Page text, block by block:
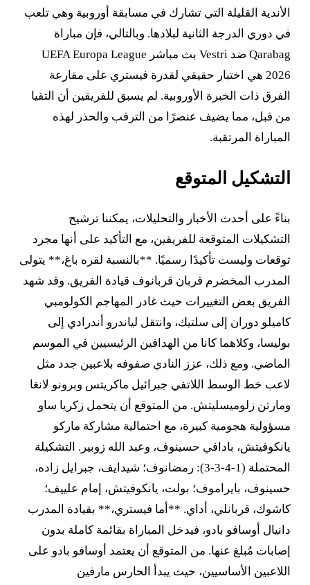
الأندية القليلة التي تشارك في مسابقة أوروبية وهي تلعب
في دوري الدرجة الثانية لبلادها. وبالتالي، فإن مباراة
Qarabag ضد Vestri بث مباشر UEFA Europa League
2026 هي اختبار حقيقي لقدرة فيستري على مقارعة
الفرق ذات الخبرة الأوروبية. لم يسبق للفريقين أن التقيا
من قبل، مما يضيف عنصرًا من الترقب والحذر لهذه
المباراة المرتقبة.
التشكيل المتوقع
بناءً على أحدث الأخبار والتحليلات، يمكننا ترشيح
التشكيلات المتوقعة للفريقين، مع التأكيد على أنها مجرد
توقعات وليست تأكيدًا رسميًا. **بالنسبة لقره باغ،** يتولى
المدرب المخضرم قربان قربانوف قيادة الفريق. وقد شهد
الفريق بعض التغييرات حيث غادر المهاجم الكولومبي
كاميلو دوران إلى سلتيك، وانتقل لياندرو أندرادي إلى
بوليسا، وكلاهما كانا من الهدافين الرئيسيين في الموسم
الماضي. ومع ذلك، عزز النادي صفوفه بلاعبين جدد مثل
لاعب خط الوسط اللاتفي جبرائيل ماكريتس وبرونو لانغا
ومارتن زلوميسليتش. من المتوقع أن يتحمل زكريا ساو
مسؤولية هجومية كبيرة، مع احتمالية مشاركة ماركو
يانكوفيتش، بادافي حسينوف، وعبد الله زوبير. التشكيلة
المحتملة (1-4-3-3): رمضانوف؛ شيدايف، جبرايل زاده،
حسينوف، بايراموف؛ بولت، يانكوفيتش، إمام علييف؛
كاشوك، قربانلي، أداي. **أما فيستري،** بقيادة المدرب
دانيال أوسافو بادو، فيدخل المباراة بقائمة كاملة بدون
إصابات مُبلغ عنها. من المتوقع أن يعتمد أوسافو بادو على
اللاعبين الأساسيين، حيث يبدأ الحارس مارفين